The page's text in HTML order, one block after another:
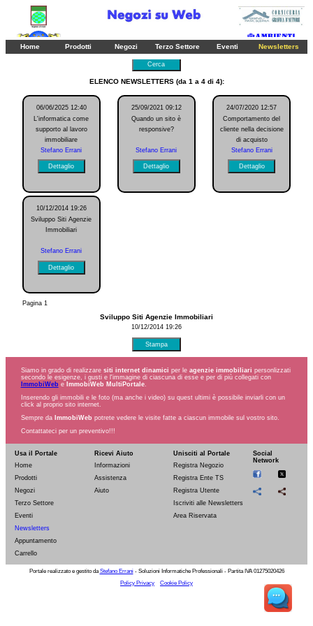
Home Prodotti Negozi Terzo Settore Eventi Newsletters
Titolo:
Cerca
ELENCO NEWSLETTERS (da 1 a 4 di 4):
06/06/2025 12:40
L'informatica come
supporto al lavoro
immobiliare
Stefano Errani
Dettaglio
25/09/2021 09:12
Quando un sito è
responsive?
Stefano Errani
Dettaglio
24/07/2020 12:57
Comportamento del
cliente nella decisione
di acquisto
Stefano Errani
Dettaglio
10/12/2014 19:26
Sviluppo Siti Agenzie
Immobiliari
Stefano Errani
Dettaglio
Pagina 1
Sviluppo Siti Agenzie Immobiliari
10/12/2014 19:26
Stampa
Siamo in grado di realizzare siti internet dinamici per le agenzie immobiliari personlizzati
secondo le esigenze, i gusti e l'immagine di ciascuna di esse e per di più collegati con
ImmobiWeb e ImmobiWeb MultiPortale.
Inserendo gli immobili e le foto (ma anche i video) su quest ultimi è possibile inviarli con un
click al proprio sito internet.
Sempre da ImmobiWeb potrete vedere le visite fatte a ciascun immobile sul vostro sito.
Contattateci per un preventivo!!!
Usa il Portale
Home
Prodotti
Negozi
Terzo Settore
Eventi
Newsletters
Appuntamento
Carrello
Ricevi Aiuto
Informazioni
Assistenza
Aiuto
Unisciti al Portale
Registra Negozio
Registra Ente TS
Registra Utente
Iscriviti alle Newsletters
Area Riservata
Social
Network